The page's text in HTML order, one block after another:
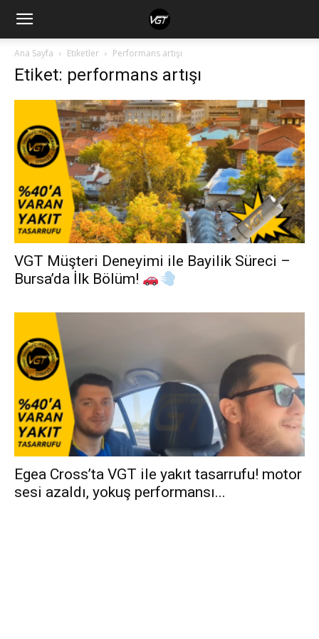
Ana Sayfa Etiketler Performans artışı
Etiket: performans artışı
VGT Müşteri Deneyimi ile Bayilik Süreci –
Bursa’da İlk Bölüm!
Egea Cross’ta VGT ile yakıt tasarrufu! motor
sesi azaldı, yokuş performansı...